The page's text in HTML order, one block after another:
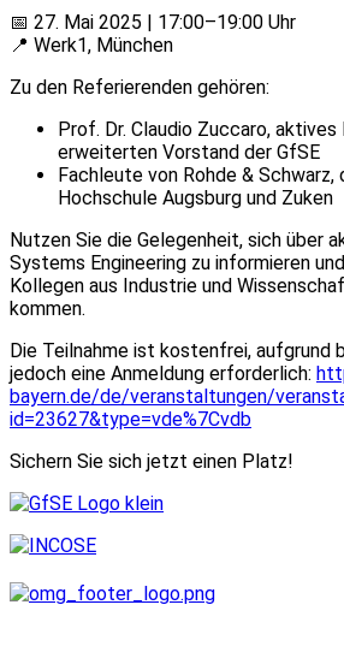
📅 27. Mai 2025 | 17:00–19:00 Uhr
📍 Werk1, München
Zu den Referierenden gehören:
Prof. Dr. Claudio Zuccaro,
erweiterten Vorstand der GfSE
Fachleute von Rohde & Schwarz,
Hochschule Augsburg und Zuken
Nutzen Sie die Gelegenheit, sich über
Systems Engineering zu informieren
Kollegen aus Industrie und
kommen.
Die Teilnahme ist kostenfrei, aufgrund
jedoch eine Anmeldung erforderlich:
bayern.de/de/veranstaltungen/
id=23627&type=vde%7Cvdb
Sichern Sie sich jetzt einen Platz!